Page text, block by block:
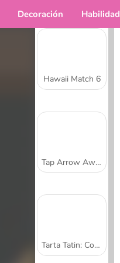
Decoración Habilidad
Hawaii Match 6
Tap Arrow Away
Tarta Tatin: Cocina con Sara